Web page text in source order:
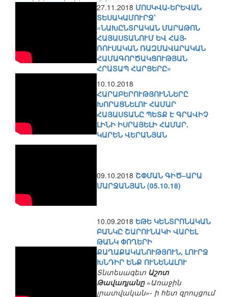
27.11.2018 ՄՈՍԿՎԱ-ԵՐԵՎԱՆ
ՏԵՍԱԿԱՄՈՒՐՋ՝
«ՆԱԽԸՆՏՐԱԿԱՆ ՄԱՐԱԹՈՆ
ՀԱՅԱՍՏԱՆՈՒՄ ԵՎ ՀԱՅ-
ՌՈՒՍԱԿԱՆ ՌԱԶՄԱՎԱՐԱԿԱՆ
ՀԱՄԱԳՈՐԾԱԿՑՈՒԹՅԱՆ
ՀՐԱՏԱՊ ՀԱՐՑԵՐԸ»
10.10.2018
ՀԱՐԱԲԵՐՈՒԹՅՈՒՆՆԵՐԸ
ԽՈՐԱՑՆԵԼՈՒ ՀԱՄԱՐ
ՀԱՅԱՍՏԱՆԸ ՊԵՏՔ Է ԳՐԱՎԻՉ
ԼԻՆԻ ԻՍՐԱՅԵԼԻ ՀԱՄԱՐ.
ԿԱՐԵՆ ՎԵՐԱՆՅԱՆ
09.10.2018 ՇՓՄԱՆ ԳԻԾ–ԱՐԱ
ՄԱՐՋԱՆՅԱՆ (05.10.18)
10.09.2018 ԵԹԵ ԿԵՆՏՐՈՆԱԿԱՆ
ԲԱՆԿԸ ՇԱՐՈՒՆԱԿԻ ՎԱՐԵԼ
ԹԱՆԿ ՓՈՂԵՐԻ
ՔԱՂԱՔԱԿԱՆՈՒԹՅՈՒՆ, ԼՈՒՐՋ
ԽՆԴԻՐ ԵՆՔ ՈՒՆԵՆԱԼՈՒ
Տնտեսագետ Աշոտ
Թավադյանը«Առաջին
լրատվական»- ի հետ զրույցում